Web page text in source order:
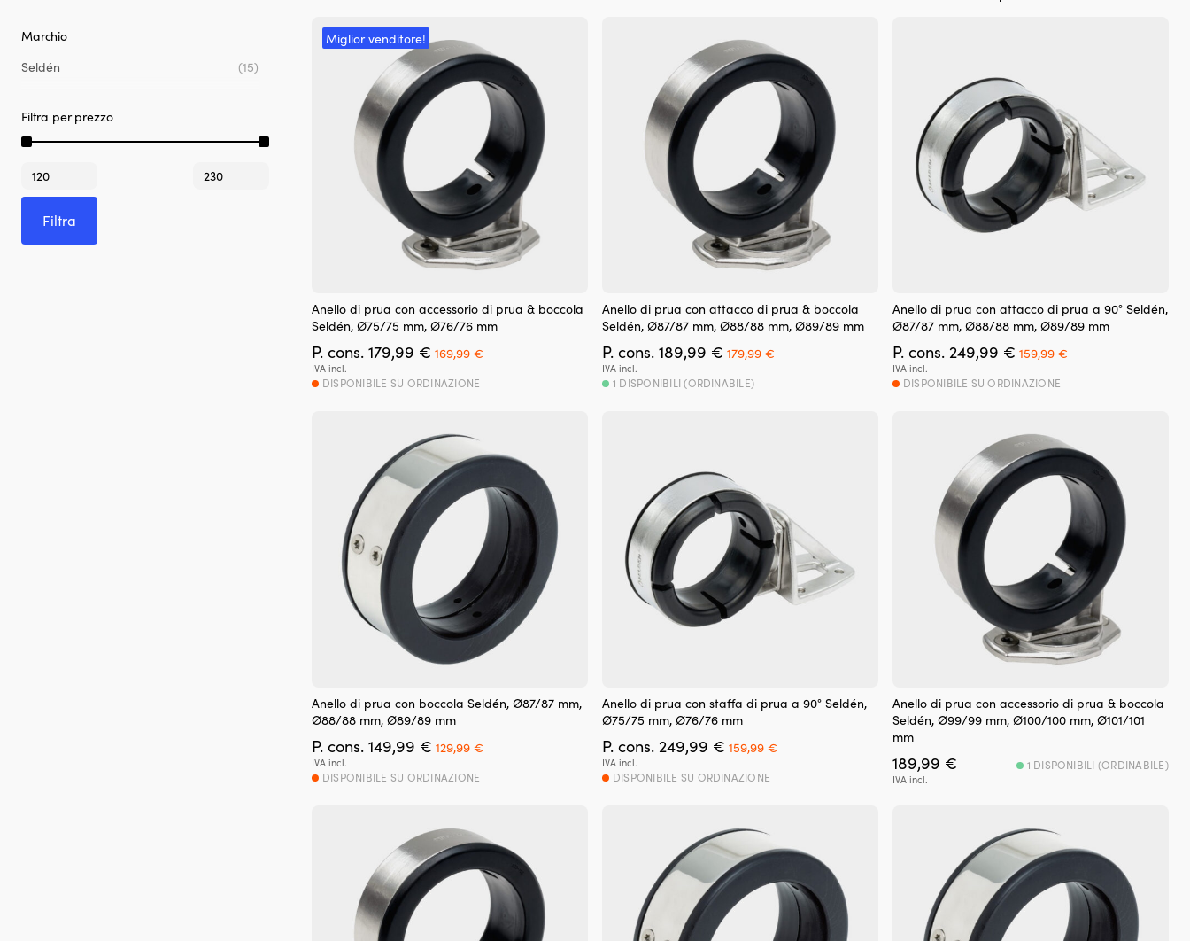
Marchio
Seldén
(15)
Filtra per prezzo
Prezzo
Min
Prezzo
Max
Filtra
Miglior venditore!
Anello di prua con accessorio di prua & boccola
Seldén, Ø75/75 mm, Ø76/76 mm
P. cons. 179,99 € Il
prezzo
originale
169,99 €Il
IVA incl.
DISPONIBILE SU ORDINAZIONE
Anello di prua con attacco di prua & boccola
Seldén, Ø87/87 mm, Ø88/88 mm, Ø89/89 mm
P. cons. 189,99 € Il
prezzo
originale
179,99 €Il
IVA incl.
1 DISPONIBILI (ORDINABILE)
Anello di prua con attacco di prua a 90° Seldén,
Ø87/87 mm, Ø88/88 mm, Ø89/89 mm
P. cons. 249,99 € Il
prezzo
originale
159,99 €Il
IVA incl.
DISPONIBILE SU ORDINAZIONE
Anello di prua con boccola Seldén, Ø87/87 mm,
Ø88/88 mm, Ø89/89 mm
P. cons. 149,99 € Il
prezzo
originale
129,99 €Il
IVA incl.
DISPONIBILE SU ORDINAZIONE
Anello di prua con staffa di prua a 90° Seldén,
Ø75/75 mm, Ø76/76 mm
P. cons. 249,99 € Il
prezzo
originale
159,99 €Il
IVA incl.
DISPONIBILE SU ORDINAZIONE
Anello di prua con accessorio di prua & boccola
Seldén, Ø99/99 mm, Ø100/100 mm, Ø101/101
mm
189,99 €
IVA incl.
1 DISPONIBILI (ORDINABILE)